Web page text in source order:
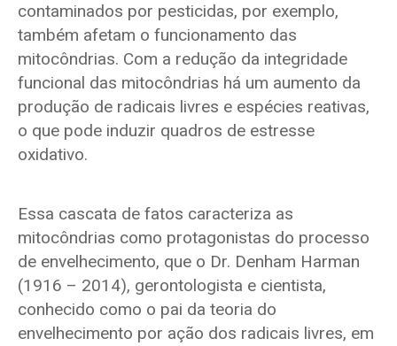
contaminados por pesticidas, por exemplo,
também afetam o funcionamento das
mitocôndrias. Com a redução da integridade
funcional das mitocôndrias há um aumento da
produção de radicais livres e espécies reativas,
o que pode induzir quadros de estresse
oxidativo.
Essa cascata de fatos caracteriza as
mitocôndrias como protagonistas do processo
de envelhecimento, que o Dr. Denham Harman
(1916 – 2014), gerontologista e cientista,
conhecido como o pai da teoria do
envelhecimento por ação dos radicais livres, em